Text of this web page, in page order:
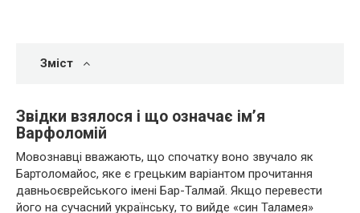
Зміст
Звідки взялося і що означає ім’я
Варфоломій
Мовознавці вважають, що спочатку воно звучало як
Бартоломайос, яке є грецьким варіантом прочитання
давньоєврейського імені Бар-Талмай. Якщо перевести
його на сучасний українську, то вийде «син Таламея»